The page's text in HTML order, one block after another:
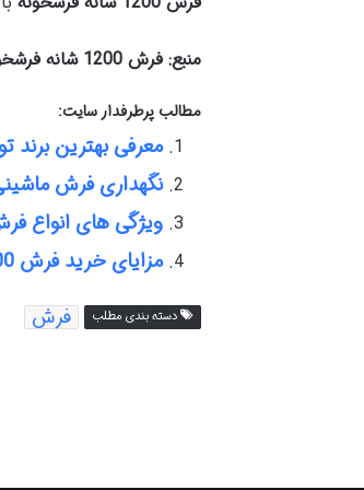
منبع: فرش 1200 شانه فرشخونه (
مطالب پرطرفدار سایت:
معرفی بهترین برند
نگهداری فرش
ویژگی های انواع
مزایای خرید فرش 700 شانه کاشان نسبت به فرش 1200 شانه چیست؟
دسته بندی مطلب فرش